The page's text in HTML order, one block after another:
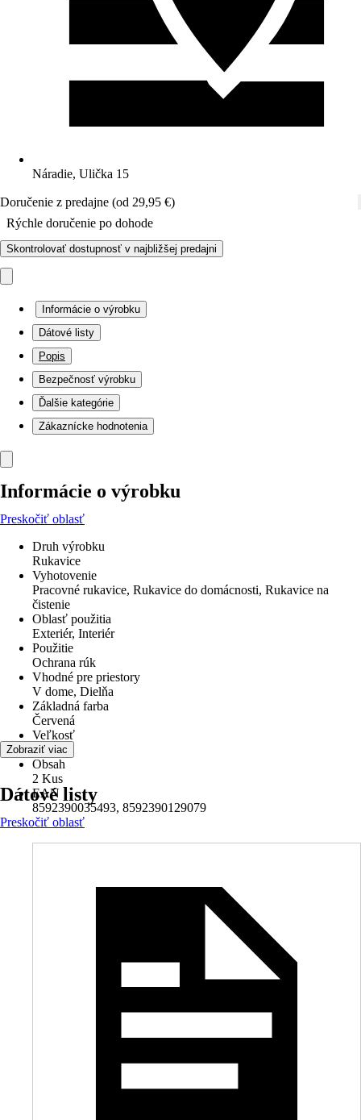
Náradie, Ulička 15
Doručenie z predajne (od 29,95 €)
Rýchle doručenie po dohode
Skontrolovať dostupnosť v najbližšej predajni
Informácie o výrobku
Dátové listy
Popis
Bezpečnosť výrobku
Ďalšie kategórie
Zákaznícke hodnotenia
Informácie o výrobku
Preskočiť oblasť
Druh výrobku
Rukavice
Vyhotovenie
Pracovné rukavice, Rukavice do domácnosti, Rukavice na
čistenie
Oblasť použitia
Exteriér, Interiér
Použitie
Ochrana rúk
Vhodné pre priestory
V dome, Dielňa
Základná farba
Červená
Veľkosť
10
Obsah
2 Kus
EAN
8592390035493, 8592390129079
Zobraziť viac
Dátové listy
Preskočiť oblasť